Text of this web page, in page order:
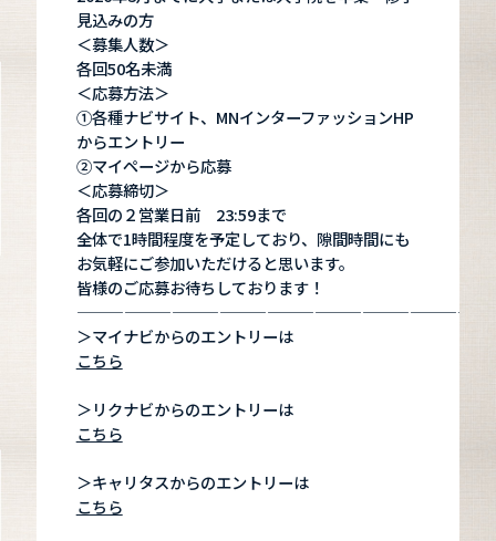
見込みの方
＜募集人数＞
各回50名未満
＜応募方法＞
①各種ナビサイト、MNインターファッションHP
からエントリー
②マイページから応募
＜応募締切＞
各回の２営業日前 23:59まで
全体で1時間程度を予定しており、隙間時間にも
お気軽にご参加いただけると思います。
皆様のご応募お待ちしております！
＞マイナビからのエントリーは
こちら
＞リクナビからのエントリーは
こちら
＞キャリタスからのエントリーは
こちら